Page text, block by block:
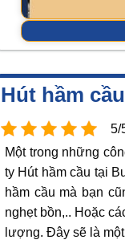
Hút hầm
5/
Một trong những
ty Hút hầm cầu tại
hầm cầu mà bạn
nghẹt bồn,.. Hoặc
lượng. Đây sẽ là